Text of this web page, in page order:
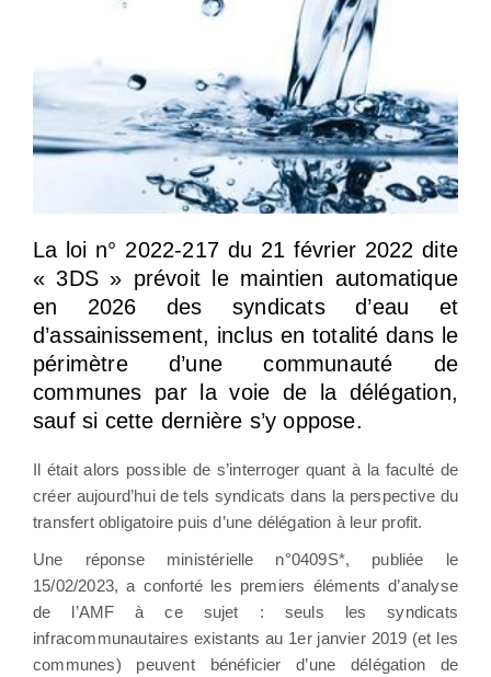
La loi n° 2022-217 du 21 février 2022 dite
« 3DS » prévoit le maintien automatique
en 2026 des syndicats d’eau et
d’assainissement, inclus en totalité dans le
périmètre d’une communauté de
communes par la voie de la délégation,
sauf si cette dernière s’y oppose.
Il était alors possible de s’interroger quant à la faculté de
créer aujourd’hui de tels syndicats dans la perspective du
transfert obligatoire puis d’une délégation à leur profit.
Une réponse ministérielle n°0409S*, publiée le
15/02/2023, a conforté les premiers éléments d’analyse
de l’AMF à ce sujet : seuls les syndicats
infracommunautaires existants au 1er janvier 2019 (et les
communes) peuvent bénéficier d’une délégation de